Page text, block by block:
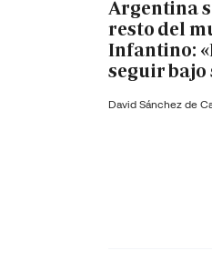
Argentina
resto del
Infantino:
seguir bajo
David Sánchez de